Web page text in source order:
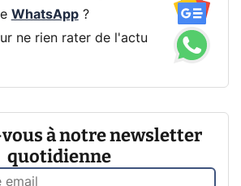
WhatsApp?
ne rien rater de l'actu
à notre newsletter
quotidienne